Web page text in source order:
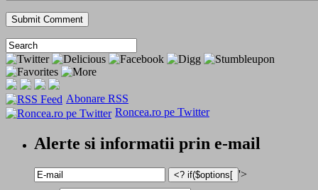
Abonare RSS
Roncea.ro pe Twitter
Alerte si informatii prin e-mail
'>